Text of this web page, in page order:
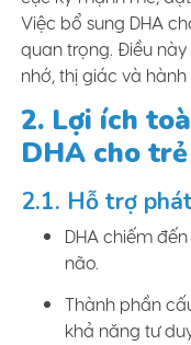
Việc bổ sung DHA
quan trọng. Điều
nhớ, thị giác và hành
2. Lợi ích
DHA cho
2.1. Hỗ trợ
DHA chiếm
não.
Thành phần
khả năng tư